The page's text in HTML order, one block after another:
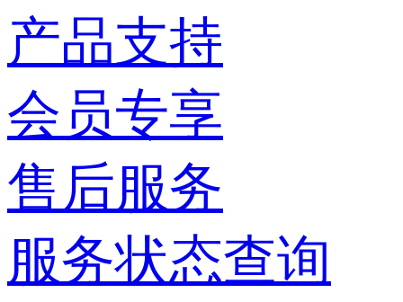
产品支持
会员专享
售后服务
服务状态查询